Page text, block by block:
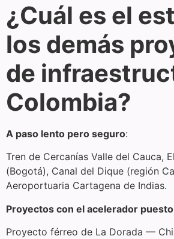
¿Cuál es el
los demás
de
Colombia?
A paso lento pero seguro:
Tren de Cercanías Valle del Cauca,
(Bogotá), Canal del Dique (región
Aeroportuaria Cartagena de Indias.
Proyectos con el acelerador puesto
Proyecto férreo de La Dorada —